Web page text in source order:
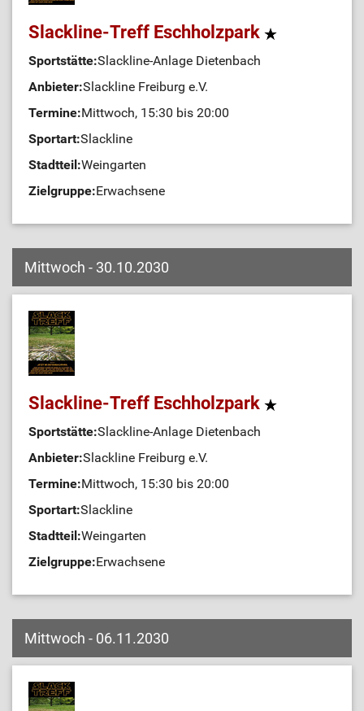
Slackline-Treff Eschholzpark
Sportstätte:Slackline-Anlage Dietenbach
Anbieter:Slackline Freiburg e.V.
Termine:Mittwoch, 15:30 bis 20:00
Sportart:Slackline
Stadtteil:Weingarten
Zielgruppe:Erwachsene
Mittwoch - 30.10.2030
Slackline-Treff Eschholzpark
Sportstätte:Slackline-Anlage Dietenbach
Anbieter:Slackline Freiburg e.V.
Termine:Mittwoch, 15:30 bis 20:00
Sportart:Slackline
Stadtteil:Weingarten
Zielgruppe:Erwachsene
Mittwoch - 06.11.2030